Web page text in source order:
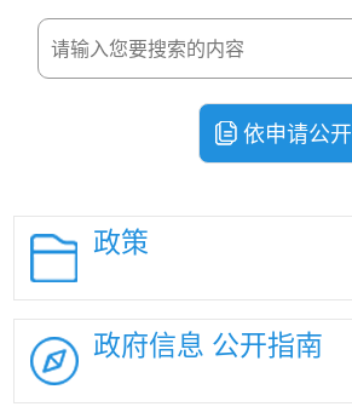
依申请公开
政策
政府信息 公开指南